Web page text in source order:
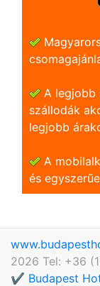
A legjobb
szállodák
legjobb
A
és
2026 Tel: +36
✔️ Budapest